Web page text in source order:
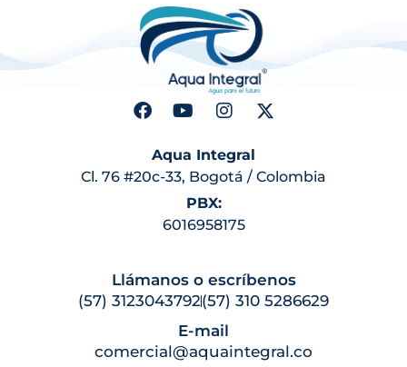
Aqua Integral
Cl. 76 #20c-33, Bogotá / Colombia
PBX:
6016958175
Llámanos o escríbenos
(57) 3123043792(57) 310 5286629
E-mail
comercial@aquaintegral.co